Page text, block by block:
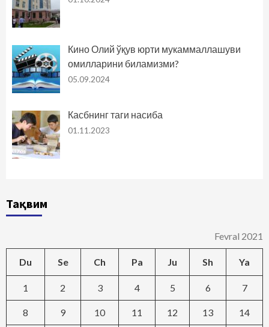
Кино Олий ўқув юрти мукаммаллашуви
омилларини биламизми?
05.09.2024
Касбнинг таги насиба
01.11.2023
Тақвим
Fevral 2021
Du Se Ch Pa Ju Sh Ya
1 2 3 4 5 6 7
8 9 10 11 12 13 14